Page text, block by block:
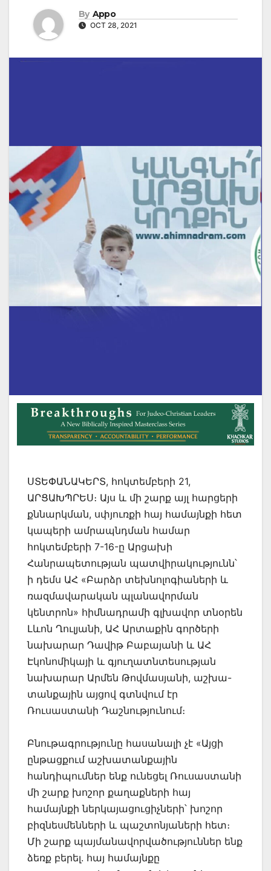
By Appo
OCT 28, 2021
ՍՏԵՓԱՆԱԿԵՐՏ, հոկտեմբերի 21,
ԱՐՑԱԽՊՐԵՍ։ Այս և մի շարք այլ հարցերի
քննարկման, սփյուռքի հայ համայնքի հետ
կապերի ամրապնդման համար
հոկտեմբերի 7-16-ը Արցախի
Հանրապետության պատվիրակությունն՝
ի դեմս ԱՀ «Բարձր տեխնոլոգիաների և
ռազմավարական պլանավորման
կենտրոն» հիմնադրամի գլխավոր տնօրեն
Լևոն Ղուլյանի, ԱՀ Արտաքին գործերի
նախարար Դավիթ Բաբայանի և ԱՀ
Էկոնոմիկայի և գյուղատնտեսության
նախարար Արմեն Թովմասյանի, աշխա-
տանքային այցով գտնվում էր
Ռուսաստանի Դաշնությունում։
Բնութագրությունը հասանալի չէ «Այցի
ընթացքում աշխատանքային
հանդիպումներ ենք ունեցել Ռուսաստանի
մի շարք խոշոր քաղաքների հայ
համայնքի ներկայացուցիչների՝ խոշոր
բիզնեսմենների և պաշտոնյաների հետ։
Մի շարք պայմանավորվածություններ ենք
ձեռք բերել. հայ համայնքը